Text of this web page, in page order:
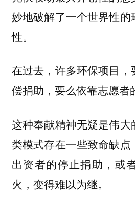
妙地破解了一个世界性
性。
在过去，许多环保项目
偿捐助，要么依靠志愿者
这种奉献精神无疑是伟
类模式存在一些致命缺
出资者的停止捐助，或
火，变得难以为继。